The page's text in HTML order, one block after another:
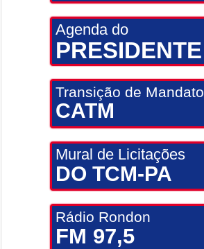
Agenda do
PRESIDENTE
Transição de Mandato
CATM
Mural de Licitações
DO TCM-PA
Rádio Rondon
FM 97,5